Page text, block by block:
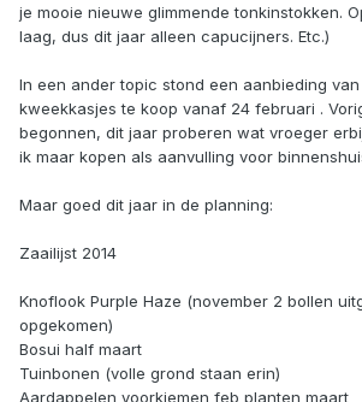
je mooie nieuwe glimmende tonkinstokken.
laag, dus dit jaar alleen capucijners. Etc.)
In een ander topic stond een aanbieding
kweekkasjes te koop vanaf 24 februari .
begonnen, dit jaar proberen wat vroeger
ik maar kopen als aanvulling voor
Maar goed dit jaar in de planning:
Zaailijst 2014
Knoflook Purple Haze (november 2 bollen
opgekomen)
Bosui half maart
Tuinbonen (volle grond staan erin)
Aardappelen voorkiemen feb planten maart